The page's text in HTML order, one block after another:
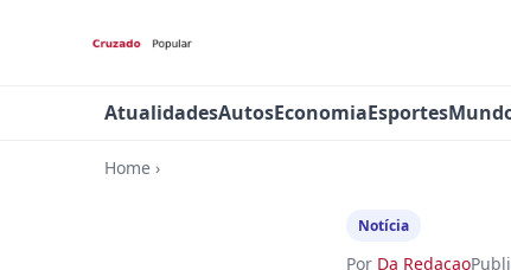
AtualidadesAutosEconomiaEsportes
Home ›
Notícia
Por Da Redacao